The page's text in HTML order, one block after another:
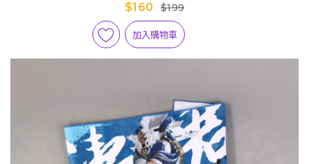
$160
$199
加入購物車